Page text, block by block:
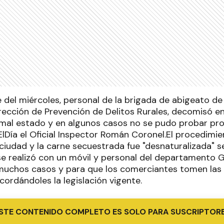
del miércoles, personal de la brigada de abigeato
de Prevención de Delitos Rurales, decomisó
estado y en algunos casos no se pudo probar
el Oficial Inspector Román Coronel.El
y la carne secuestrada fue "desnaturalizada"
realizó con un móvil y personal del departamento
casos y para que los comerciantes tomen las
la legislación vigente.
CONTENIDO COMPLETO ES SOLO PARA